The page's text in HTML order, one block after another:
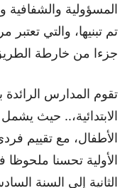
المسؤولية والشفافية
تم تبنيها، والتي
جزءا من خارطة الطريق 2022-
تقوم المدارس
الابتدائية،.. حيث
الأطفال، مع تقييم
الأولية تحسنا
الثانية إلى السنة